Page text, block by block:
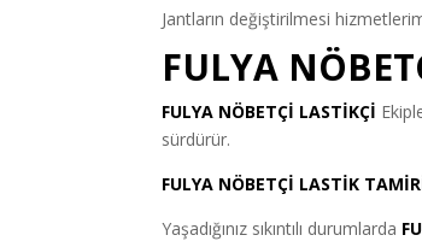
Jantların değiştirilmesi
FULYA
FULYA NÖBETÇİ LASTİKÇİ
sürdürür.
FULYA NÖBETÇİ LASTİK
Yaşadığınız sıkıntılı durumlarda